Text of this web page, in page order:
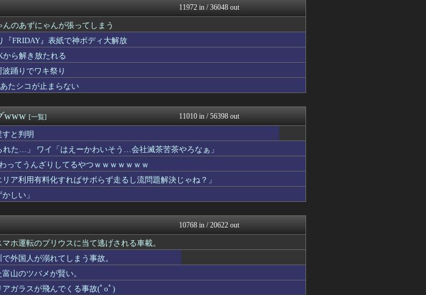
家業で後継は欲しいという家族
おうち速報
を晒され再就職が難しい。あま...
コノユビニュース｜みんなの...
いになってしまう
ない理由ってこれが...
ながら平和式典でスピーチして...
政経ワロスまとめニュース♪
ビるんだよね
ウマ娘まとめ超速報！
トまとめ｜8/6
うな姿で現れた。台所の点検口を...
修羅場ライフ速報
してくれない！！」⇒ (※画像...
不思議.net - 5ch...
返り咲きを繰り返すお兄ちゃん・...
最強ジャンプ放送局
モいの教えてくれ！」AI「…...
大艦巨砲主義！
ダーに西田汐里、...
℃-ute派なんday
っちゃった！？」ワイ「おお」
アニチャット
「寝た方がいい」と言われブチギ...
アニゲー速報
粉々になる…
ケベすぎるｗｗｗｗｗｗ
女子アナお宝画像速報－5c...
為に嫁が卵粥を作ってるんだがそ...
鬼女まとめ速報 -修羅場・...
」「加隈亜衣」
おたくみくす 声優まとめ
でﾀﾋんだらしい
衝撃体験！アンビリバボー｜...
結婚して10年以上子供がいな...
ジャンポケ斉藤の不同意性交公判
ｗ
Zチャンネル＠VIP
いたしん！
・・【18thシングル】
11972 in / 36048 out
んのあずにゃんが張ってしまう
『FRIDAY』表紙で神ボディ大解放
から解き放たれる
踊りでワキ祭り
たシコが止まらない
www [一覧] 11010 in / 56398 out
すと判明
た…」 ワイ「はえーかわいそう…会社滅茶苦茶やろなぁ」
ってうんざりしてるやつｗｗｗｗｗｗｗ
ア利用有料化すればサボらず走るし流問題解決じゃね？」
しい」
10768 in / 20622 out
ホ運転のプリウスに当て逃げされる車載。
外国人が溺れてしまう事故。
山のツバメが賢い。
アガラスが飛んでくる事故(ﾟoﾟ)